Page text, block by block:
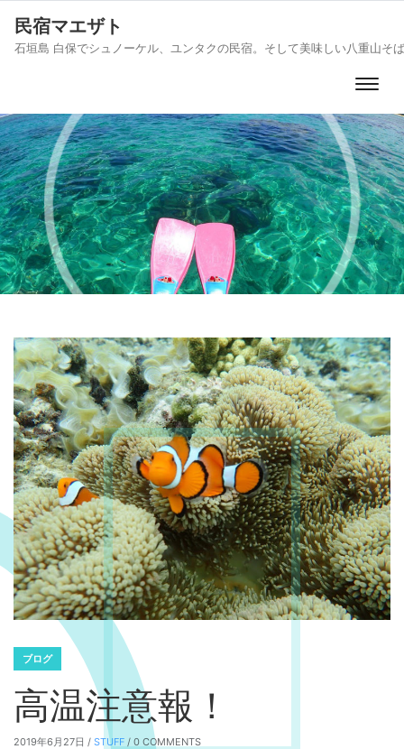
民宿マエザト
石垣島 白保でシュノーケル、ユンタクの民宿。そして美味しい八重山そ
ブログ
高温注意報！
2019年6月27日 / STUFF / 0 COMMENTS